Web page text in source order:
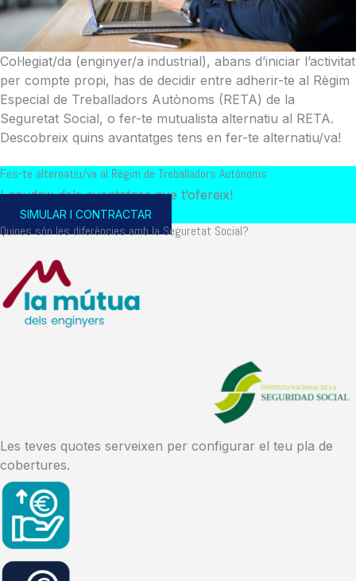
Col·legiat/da (enginyer/a industrial), abans d’iniciar l’activitat
per compte propi, has de decidir entre adherir-te al Règim
Especial de Treballadors Autònoms (RETA) de la
Seguretat Social, o fer-te mutualista alternatiu al RETA.
Descobreix quins avantatges tens en fer-te alternatiu/va!
Fes-te alternatiu/va al Règim de Treballadors Autònoms
I gaudeix dels avantatges que t’ofereix!
SIMULAR I CONTRACTAR
Quines són les diferències amb la Seguretat Social?
Les teves quotes serveixen per configurar el teu pla de
cobertures.